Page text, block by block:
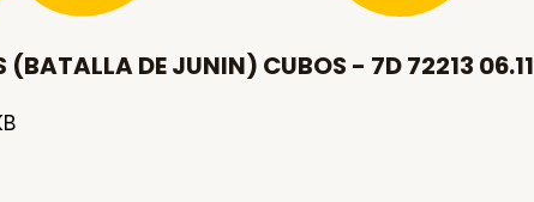
(BATALLA DE JUNIN) CUBOS - 7D 72213 06.11